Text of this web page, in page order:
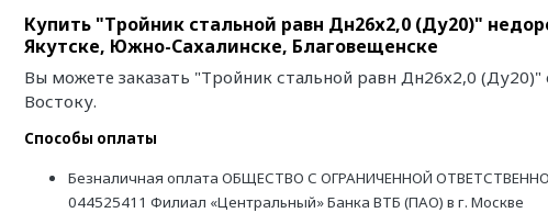
Купить "Тройник стальной равн Дн26х2,0 (Ду20)"
Якутске, Южно-Сахалинске, Благовещенске
Вы можете заказать "Тройник стальной равн Дн26х2,0
Востоку.
Способы оплаты
Безналичная оплата ОБЩЕСТВО С ОГРАНИЧЕННОЙ
044525411 Филиал «Центральный» Банка ВТБ (ПАО) в г. Москве